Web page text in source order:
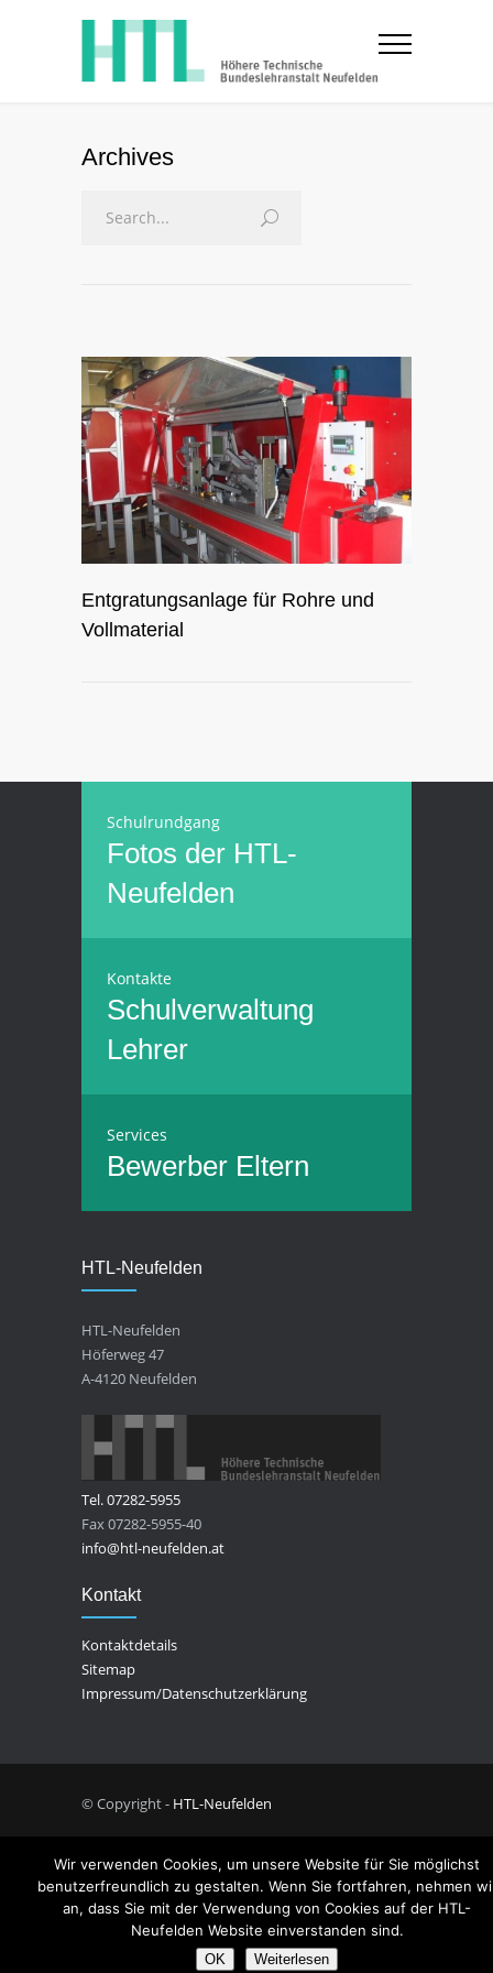
Archives
Entgratungsanlage für Rohre und
Vollmaterial
Schulrundgang
Fotos der HTL-
Neufelden
Kontakte
Schulverwaltung
Lehrer
Services
Bewerber Eltern
HTL-Neufelden
HTL-Neufelden
Höferweg 47
A-4120 Neufelden
Tel. 07282-5955
Fax 07282-5955-40
info@htl-neufelden.at
Kontakt
Kontaktdetails
Sitemap
Impressum/Datenschutzerklärung
© Copyright - HTL-Neufelden
Wir verwenden Cookies, um unsere Website für Sie möglichst
benutzerfreundlich zu gestalten. Wenn Sie fortfahren, nehmen
an, dass Sie mit der Verwendung von Cookies auf der HTL-
Neufelden Website einverstanden sind.
OK Weiterlesen